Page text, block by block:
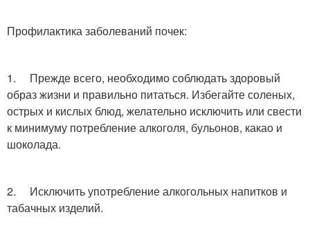
Профилактика заболеваний почек:
1. Прежде всего, необходимо соблюдать здоровый
образ жизни и правильно питаться. Избегайте соленых,
острых и кислых блюд, желательно исключить или свести
к минимуму потребление алкоголя, бульонов, какао и
шоколада.
2. Исключить употребление алкогольных напитков и
табачных изделий.